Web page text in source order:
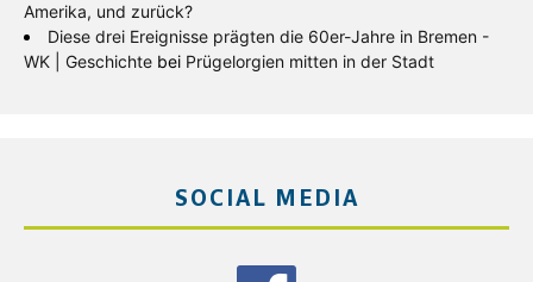
Amerika, und zurück?
Diese drei Ereignisse prägten die 60er-Jahre in Bremen -
WK | Geschichte bei Prügelorgien mitten in der Stadt
SOCIAL MEDIA